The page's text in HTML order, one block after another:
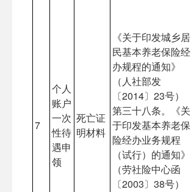
7
个人
账户
一次
性待
遇申
领
死亡证
明材料
《关于印发城乡居
民基本养老保险经
办规程的通知》
（人社部发
〔2014〕23号）
第三十八条。《关
于印发基本养老保
险经办业务规程
（试行）的通知》
（劳社险中心函
〔2003〕38号）